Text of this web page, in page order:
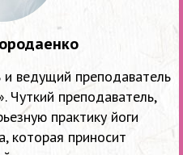
и ведущий преподаватель
Чуткий преподаватель,
практику йоги
которая приносит